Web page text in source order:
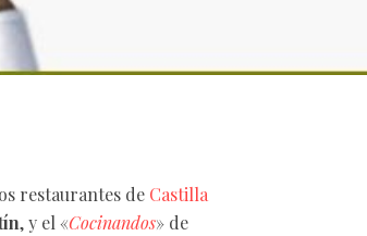
restaurantes de Castilla
, y el «Cocinandos» de